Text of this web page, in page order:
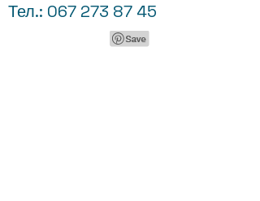
Тел.: 067 273 87 45